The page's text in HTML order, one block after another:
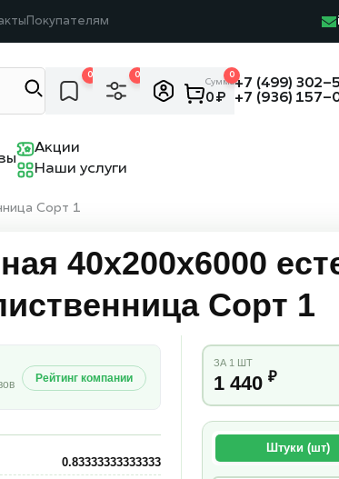
Покупателям
0 0 0
Сумма:
0 ₽
+7 (499) 302-
+7 (936) 157-
Акции
Наши услуги
Сорт 1
40х200х6000
Сорт 1
Рейтинг компании
0.83333333333333
ЗА 1 ШТ
1 440₽
Штуки (шт)